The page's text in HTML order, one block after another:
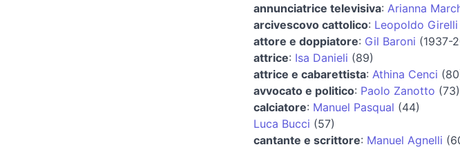
annunciatrice televisiva: Arianna
arcivescovo cattolico: Leopoldo Girelli
attore e doppiatore: Gil Baroni (1937-
attrice: Isa Danieli (89)
attrice e cabarettista: Athina Cenci
avvocato e politico: Paolo Zanotto (73)
calciatore: Manuel Pasqual (44)
Luca Bucci (57)
cantante e scrittore: Manuel Agnelli